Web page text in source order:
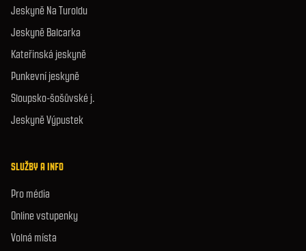
Mladečské jeskyně
Jeskyně Na Pomezí
Jeskyně Na Špičáku
Zbrašovské aragonit. j.
Jeskyně Balcarka
Kateřinská jeskyně
Punkevní jeskyně
Sloupsko-šošůvské j.